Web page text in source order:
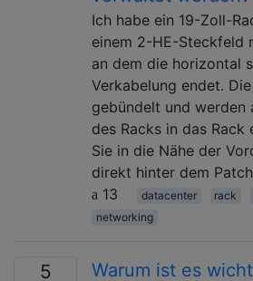
Ich habe ein 19-Zoll-
einem 2-HE-Steckfeld
an dem die horizontal
Verkabelung endet.
gebündelt und werden
des Racks in das Rack
Sie in die Nähe der
direkt hinter dem
13
datacenter rack
networking
5
Warum ist es